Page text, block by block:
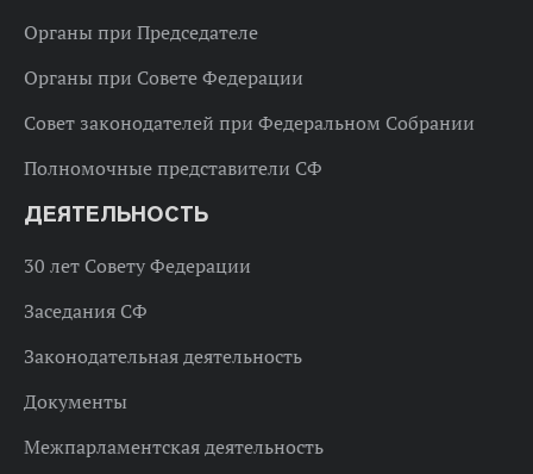
Органы при Председателе
Органы при Совете Федерации
Совет законодателей при Федеральном Собрании
Полномочные представители СФ
ДЕЯТЕЛЬНОСТЬ
30 лет Совету Федерации
Заседания СФ
Законодательная деятельность
Документы
Межпарламентская деятельность